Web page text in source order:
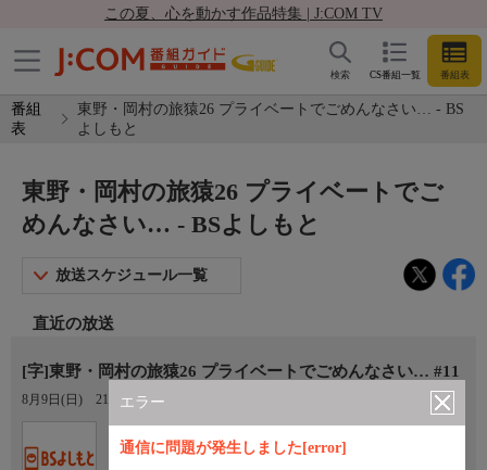
この夏、心を動かす作品特集 | J:COM TV
CS番組一覧 番組表
検索
番組
表
東野・岡村の旅猿26 プライベートでごめんなさい… - BS
よしもと
エラー
通信に問題が発生しました[error]
東野・岡村の旅猿26 プライベートでご
めんなさい… - BSよしもと
放送スケジュール一覧
直近の放送
[字]東野・岡村の旅猿26 プライベートでごめんなさい… #11
8月9日(日) 21:00〜21:30
BSよしもと